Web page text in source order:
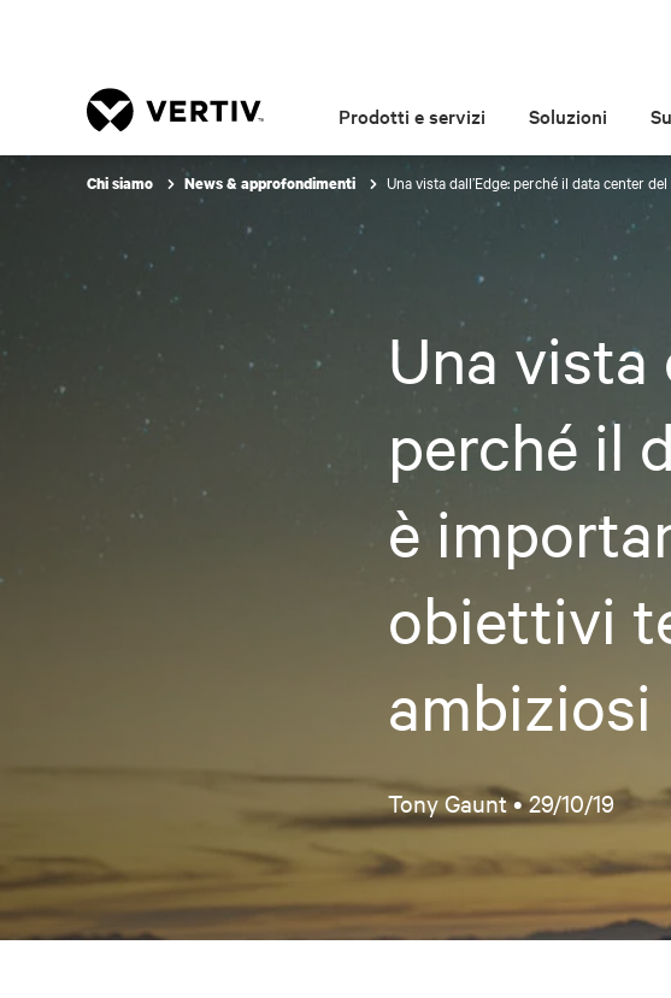
Prodotti e servizi Soluzioni
Chi siamo News & approfondimenti Una vista dall’Edge: perché il data center
Una vista
perché il
è
obiettivi
ambiziosi
Tony Gaunt •29/10/19